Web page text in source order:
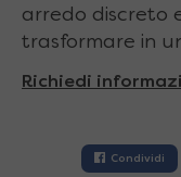
arredo discreto
trasformare in
Richiedi
Condividi